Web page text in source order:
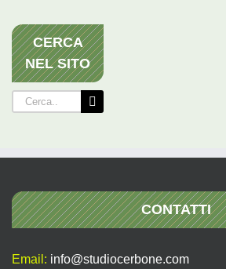
CERCA
NEL SITO
Cerca
per:
CONTATTI
Email: info@studiocerbone.com